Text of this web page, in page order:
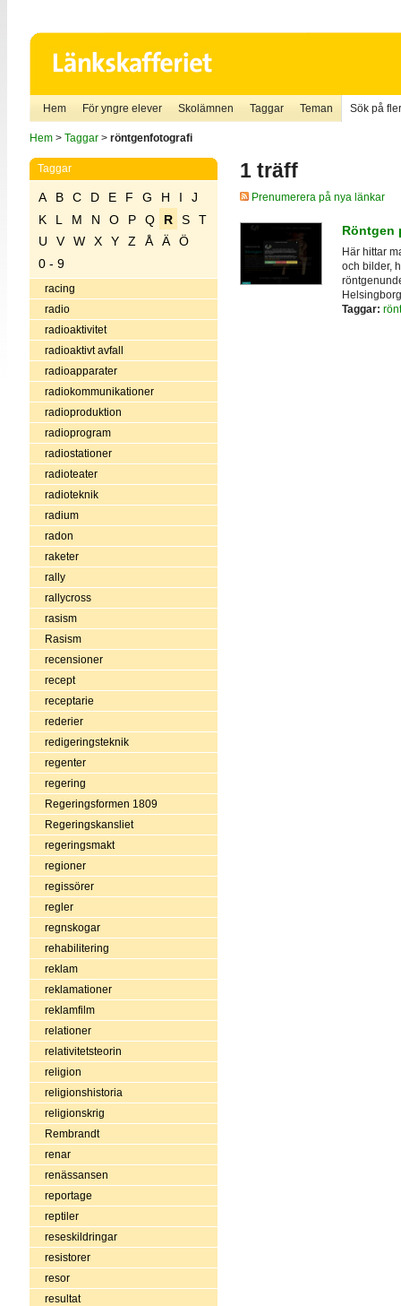
Hem För yngre elever Skolämnen Taggar Teman Sök på
Hem> Taggar> röntgenfotografi
Taggar
A B C D E F G H I
J
K
L M N O P Q R S
T
U
V W X Y Z Å Ä
Ö
0 - 9
racing
radio
radioaktivitet
radioaktivt avfall
radioapparater
radiokommunikationer
radioproduktion
radioprogram
radiostationer
radioteater
radioteknik
radium
radon
raketer
rally
rallycross
rasism
Rasism
recensioner
recept
receptarie
rederier
redigeringsteknik
regenter
regering
Regeringsformen 1809
Regeringskansliet
regeringsmakt
regioner
regissörer
regler
regnskogar
rehabilitering
reklam
reklamationer
reklamfilm
relationer
relativitetsteorin
religion
religionshistoria
religionskrig
Rembrandt
renar
renässansen
reportage
reptiler
reseskildringar
resistorer
resor
resultat
1 träff
Prenumerera på nya länkar
Röntgen
Här hittar
och bilder,
Taggar: